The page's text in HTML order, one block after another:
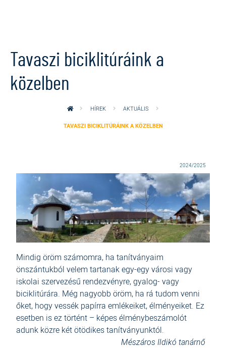
Tavaszi biciklitúráink a
közelben
HÍREK AKTUÁLIS
TAVASZI BICIKLITÚRÁINK A KÖZELBEN
2024/2025
Mindig öröm számomra, ha tanítványaim
önszántukból velem tartanak egy-egy városi vagy
iskolai szervezésű rendezvényre, gyalog- vagy
biciklitúrára. Még nagyobb öröm, ha rá tudom venni
őket, hogy vessék papírra emlékeiket, élményeiket. Ez
esetben is ez történt – képes élménybeszámolót
adunk közre két ötödikes tanítványunktól.
Mészáros Ildikó tanárnő